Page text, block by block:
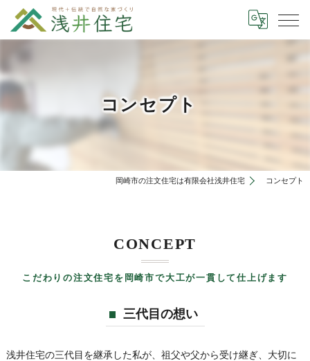
コンセプト
岡崎市の注文住宅は有限会社浅井住宅 コンセプト
こだわりの注文住宅を岡崎市で大工が一貫して仕上げます
CONCEPT
三代目の想い
浅井住宅の三代目を継承した私が、祖父や父から受け継ぎ、大切に